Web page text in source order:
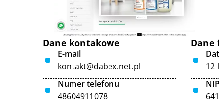
Dane kontakowe
E-mail
kontakt@dabex.net.pl
Numer telefonu
48604911078
Dane
12
NIP